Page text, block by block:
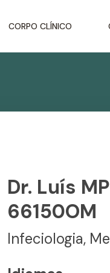
CORPO CLÍNICO
Dr. Luís
66150OM
Infeciologia